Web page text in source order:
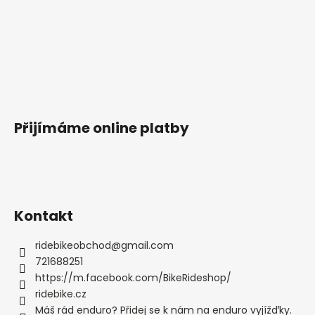
Přijímáme online platby
Kontakt
ridebikeobchod@gmail.com
721688251
https://m.facebook.com/BikeRideshop/
ridebike.cz
Máš rád enduro? Přidej se k nám na enduro vyjížďky.